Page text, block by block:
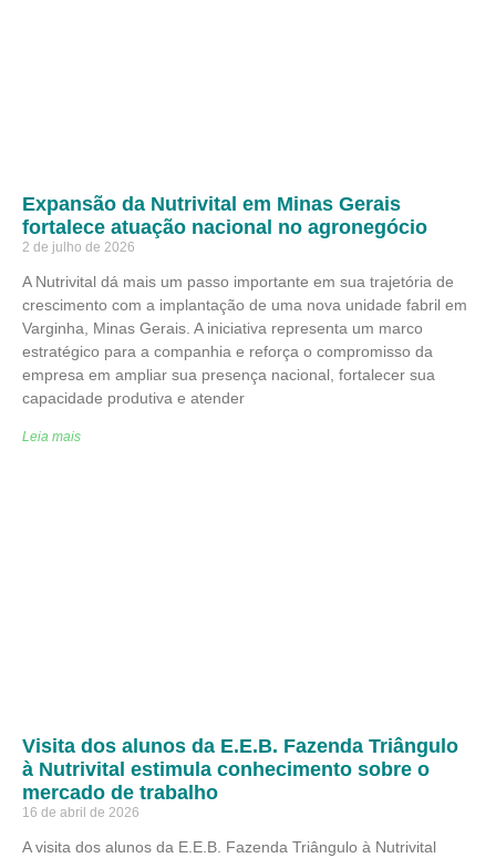
Expansão da Nutrivital em Minas Gerais
fortalece atuação nacional no agronegócio
2 de julho de 2026
A Nutrivital dá mais um passo importante em sua trajetória de
crescimento com a implantação de uma nova unidade fabril em
Varginha, Minas Gerais. A iniciativa representa um marco
estratégico para a companhia e reforça o compromisso da
empresa em ampliar sua presença nacional, fortalecer sua
capacidade produtiva e atender
Leia mais
Visita dos alunos da E.E.B. Fazenda Triângulo
à Nutrivital estimula conhecimento sobre o
mercado de trabalho
16 de abril de 2026
A visita dos alunos da E.E.B. Fazenda Triângulo à Nutrivital